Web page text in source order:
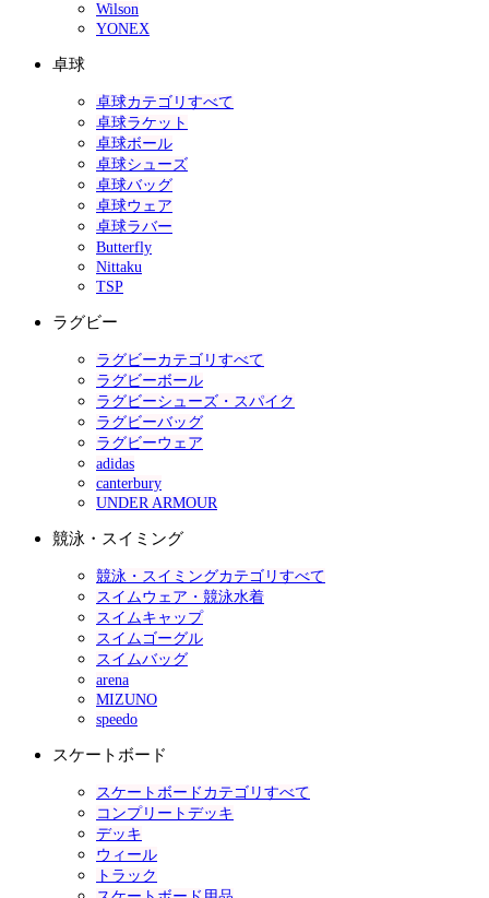
Wilson
YONEX
卓球
卓球カテゴリすべて
卓球ラケット
卓球ボール
卓球シューズ
卓球バッグ
卓球ウェア
卓球ラバー
Butterfly
Nittaku
TSP
ラグビー
ラグビーカテゴリすべて
ラグビーボール
ラグビーシューズ・スパイク
ラグビーバッグ
ラグビーウェア
adidas
canterbury
UNDER ARMOUR
競泳・スイミング
競泳・スイミングカテゴリすべて
スイムウェア・競泳水着
スイムキャップ
スイムゴーグル
スイムバッグ
arena
MIZUNO
speedo
スケートボード
スケートボードカテゴリすべて
コンプリートデッキ
デッキ
ウィール
トラック